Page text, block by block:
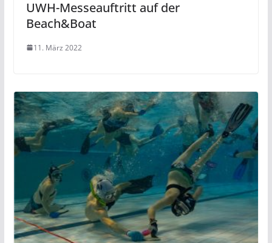
UWH-Messeauftritt auf der
Beach&Boat
11. März 2022